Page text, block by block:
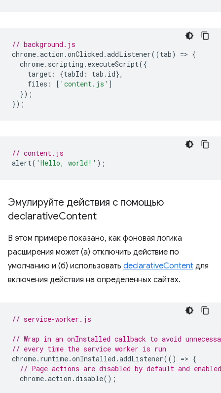
// background.js
chrome.action .onClicked .addListener((tab) => {
chrome. scripting . executeScript({
target : {tabId : tab . id},
files : [ 'content.js' ]
});
});
// content.js
alert( 'Hello, world!' );
Эмулируйте действия с помощью
declarativeContent
В этом примере показано, как фоновая логика
расширения может (а) отключить действие по
умолчанию и (б) использовать declarativeContent для
включения действия на определенных сайтах.
// service-worker.js
// Wrap in an onInstalled callback to avoid
// every time the service worker is run
chrome. runtime.onInstalled .addListener(() => {
// Page actions are disabled by default and
chrome.action .disable();